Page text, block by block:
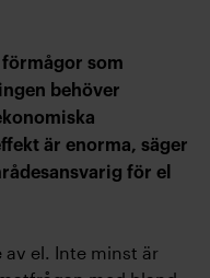
förmågor som
behöver
är enorma, säger
för el
el. Inte minst är